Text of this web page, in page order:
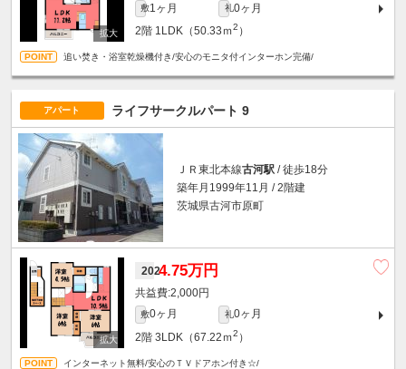
敷1ヶ月 礼0ヶ月
2階 1LDK（50.33ｍ2 ）
追い焚き・浴室乾燥機付き/安心のモニタ付インターホン完備/
アパート ライフサークルパート 9
ＪＲ東北本線古河駅 / 徒歩18分
築年月1999年11月 / 2階建
茨城県古河市原町
2024.75万円
2,000円
敷0ヶ月 礼0ヶ月
2階 3LDK（67.22ｍ2 ）
インターネット無料/安心のＴＶドアホン付き☆/